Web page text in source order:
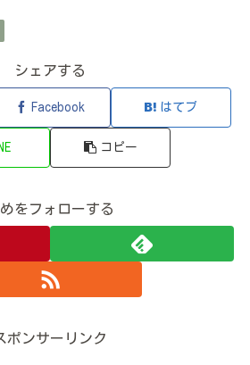
シェアする
Facebook はてブ
コピー
をフォローする
ポンサーリンク